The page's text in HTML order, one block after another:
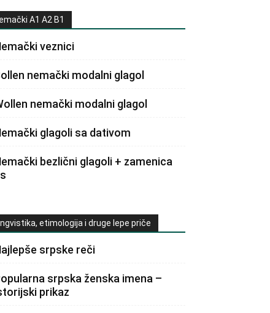
A1 A2 B1
veznici
nemački modalni glagol
nemački modalni glagol
glagoli sa dativom
bezlični glagoli + zamenica
etimologija i druge lepe priče
srpske reči
srpska ženska imena –
prikaz